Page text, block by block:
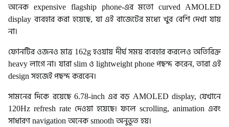
অনেক expensive flagship phone-এর মতো curved AMOLED
display ব্যবহার করা হয়েছে, যা এই বাজেটের মধ্যে খুব বেশি দেখা যায়
না।
ফোনটির ওজনও মাত্র 162g হওয়ায় দীর্ঘ সময় ব্যবহার করলেও অতিরিক্ত
heavy লাগে না। যারা slim ও lightweight phone পছন্দ করেন, তারা এই
design সহজেই পছন্দ করবেন।
সামনের দিকে রয়েছে 6.78-inch এর বড় AMOLED display, যেখানে
120Hz refresh rate দেওয়া হয়েছে। ফলে scrolling, animation এবং
সাধারণ navigation অনেক smooth অনুভূত হয়।